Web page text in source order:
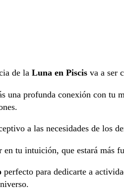
de la Luna en Piscis va a ser
una profunda conexión con tu
a las necesidades de los
en tu intuición, que estará más
perfecto para dedicarte a